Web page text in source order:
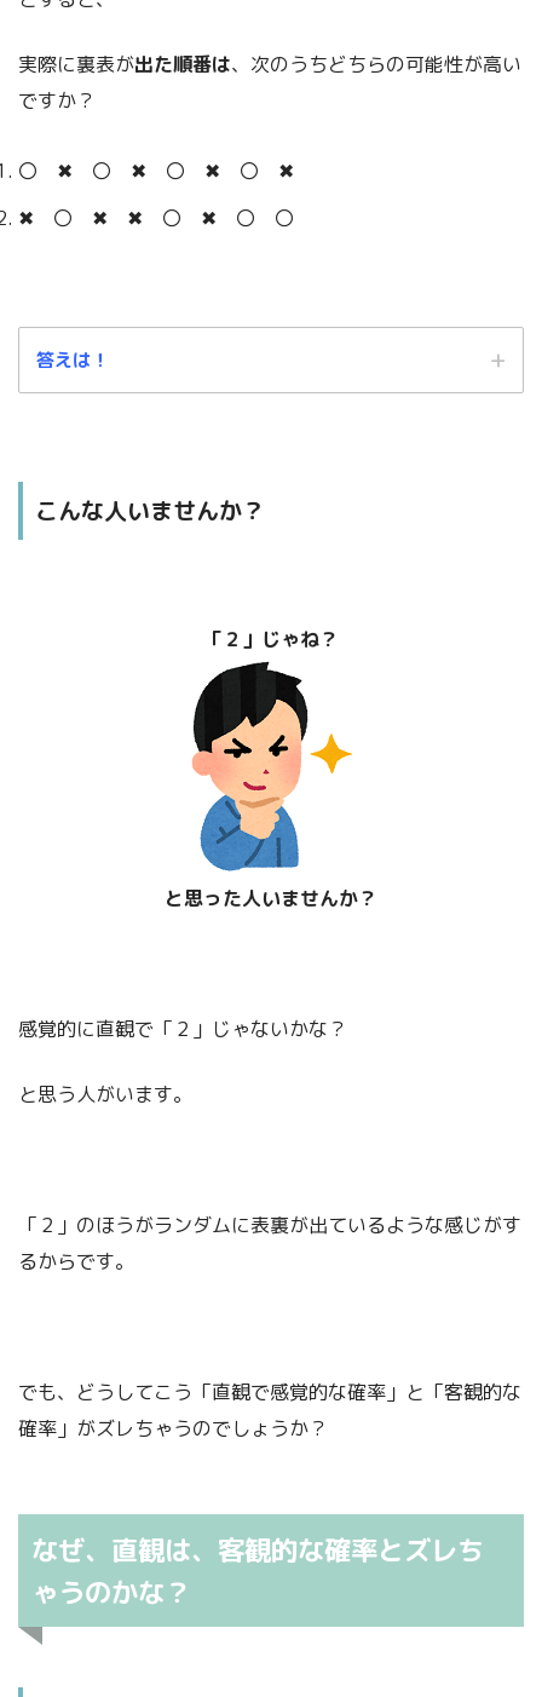
実際に裏表が出た順番は、次のうちどちらの可能性が高い
ですか？
〇 ✖ 〇 ✖ 〇 ✖ 〇 ✖
✖ 〇 ✖ ✖ 〇 ✖ 〇 〇
答えは！
こんな人いませんか？
「２」じゃね？
と思った人いませんか？
感覚的に直観で「２」じゃないかな？
と思う人がいます。
「２」のほうがランダムに表裏が出ているような感じがす
るからです。
でも、どうしてこう「直観で感覚的な確率」と「客観的な
確率」がズレちゃうのでしょうか？
なぜ、直観は、客観的な確率とズレち
ゃうのかな？